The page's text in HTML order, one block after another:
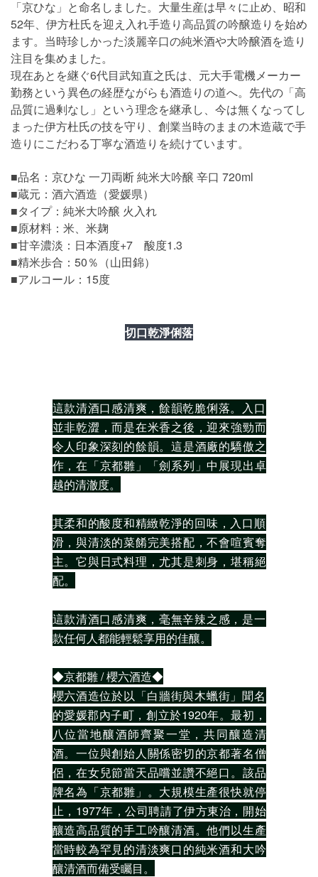
「京ひな」と命名しました。大量生産は早々に止め、昭和
52年、伊方杜氏を迎え入れ手造り高品質の吟醸造りを始め
ます。当時珍しかった淡麗辛口の純米酒や大吟醸酒を造り
注目を集めました。
現在あとを継ぐ6代目武知直之氏は、元大手電機メーカー
勤務という異色の経歴ながらも酒造りの道へ。先代の「高
品質に過剰なし」という理念を継承し、今は無くなってし
まった伊方杜氏の技を守り、創業当時のままの木造蔵で手
造りにこだわる丁寧な酒造りを続けています。
■品名：京ひな 一刀両断 純米大吟醸 辛口 720ml
■蔵元：酒六酒造（愛媛県）
■タイプ：純米大吟醸 火入れ
■原材料：米、米麹
■甘辛濃淡：日本酒度+7 酸度1.3
■精米歩合：50％（山田錦）
■アルコール：15度
切口乾淨俐落
這款清酒口感清爽，餘韻乾脆俐落。入口
並非乾澀，而是在米香之後，迎來強勁而
令人印象深刻的餘韻。這是酒廠的驕傲之
作，在「京都雛」「劍系列」中展現出卓
越的清澈度。
其柔和的酸度和精緻乾淨的回味，入口順
滑，與清淡的菜餚完美搭配，不會喧賓奪
主。它與日式料理，尤其是刺身，堪稱絕
配。
這款清酒口感清爽，毫無辛辣之感，是一
款任何人都能輕鬆享用的佳釀。
◆京都雛 / 櫻六酒造◆
櫻六酒造位於以「白牆街與木蠟街」聞名
的愛媛郡內子町，創立於1920年。最初，
八位當地釀酒師齊聚一堂，共同釀造清
酒。一位與創始人關係密切的京都著名僧
侶，在女兒節當天品嚐並讚不絕口。該品
牌名為「京都雛」。大規模生產很快就停
止，1977年，公司聘請了伊方東治，開始
釀造高品質的手工吟釀清酒。他們以生產
當時較為罕見的清淡爽口的純米酒和大吟
釀清酒而備受矚目。